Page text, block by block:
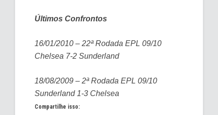
Últimos Confrontos
16/01/2010 – 22ª Rodada EPL 09/10
Chelsea 7-2 Sunderland
18/08/2009 – 2ª Rodada EPL 09/10
Sunderland 1-3 Chelsea
Compartilhe isso: